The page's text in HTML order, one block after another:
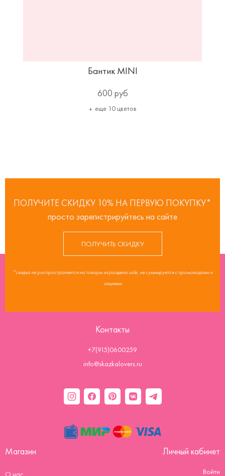
Бантик MINI
600 руб
еще 10 цветов
ПОЛУЧИТЕ СКИДКУ 10% НА ПЕРВУЮ ПОКУПКУ*
просто зарегистрируйтесь на сайте
ПОЛУЧИТЬ СКИДКУ
*скидка не распространяется на товары из раздела sale, не суммируется с промокодами и
акциями
Контакты
+7(915)0600259
info@skazkalovers.ru
Магазин
О нас
Личный кабинет
Войти